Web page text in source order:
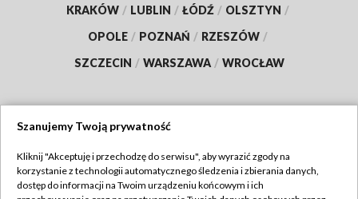
KRAKÓW / LUBLIN / ŁÓDŹ / OLSZTYN /
OPOLE / POZNAŃ / RZESZÓW /
SZCZECIN / WARSZAWA / WROCŁAW
TVP
Szanujemy Twoją prywatność
Kliknij "Akceptuję i przechodzę do serwisu", aby wyrazić zgody na
korzystanie z technologii automatycznego śledzenia i zbierania danych,
dostęp do informacji na Twoim urządzeniu końcowym i ich